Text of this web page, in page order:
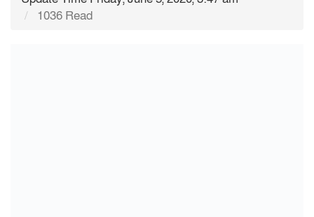
1036 Read